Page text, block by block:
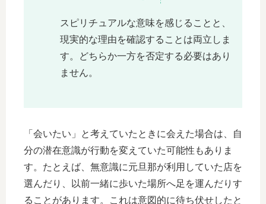
スピリチュアルな意味を感じることと、
現実的な理由を確認することは両立しま
す。どちらか一方を否定する必要はあり
ません。
「会いたい」と考えていたときに会えた場合は、自
分の潜在意識が行動を変えていた可能性もありま
す。たとえば、無意識に元旦那が利用していた店を
選んだり、以前一緒に歩いた場所へ足を運んだりす
ることがあります。これは意図的に待ち伏せしたと